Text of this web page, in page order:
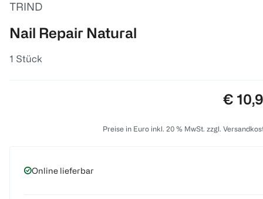
TRIND
Nail Repair Natural
1 Stück
Preis:
€
Preise in Euro inkl. 20 % MwSt. zzgl.
Online lieferbar